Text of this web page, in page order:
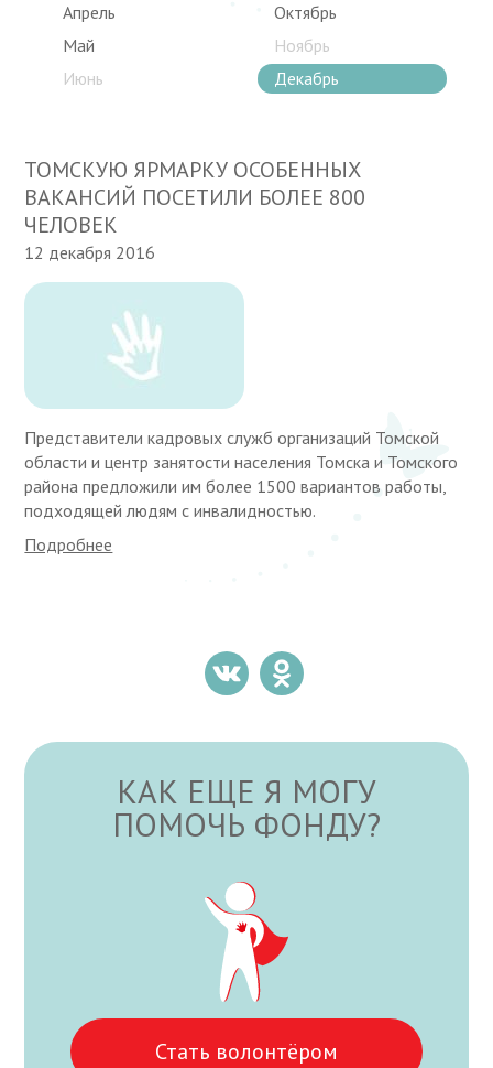
Апрель
Май
Июнь
Октябрь
Ноябрь
Декабрь
ТОМСКУЮ ЯРМАРКУ ОСОБЕННЫХ
ВАКАНСИЙ ПОСЕТИЛИ БОЛЕЕ 800
ЧЕЛОВЕК
12 декабря 2016
Представители кадровых служб организаций Томской
области и центр занятости населения Томска и Томского
района предложили им более 1500 вариантов работы,
подходящей людям с инвалидностью.
Подробнее
КАК ЕЩЕ Я МОГУ
ПОМОЧЬ ФОНДУ?
Стать волонтёром